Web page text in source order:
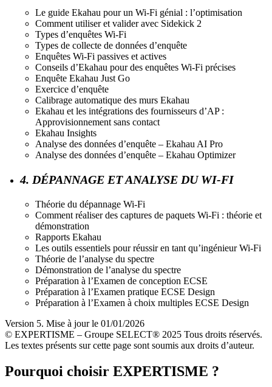
Le guide Ekahau pour un Wi-Fi génial : l’optimisation
Comment utiliser et valider avec Sidekick 2
Types d’enquêtes Wi-Fi
Types de collecte de données d’enquête
Enquêtes Wi-Fi passives et actives
Conseils d’Ekahau pour des enquêtes Wi-Fi précises
Enquête Ekahau Just Go
Exercice d’enquête
Calibrage automatique des murs Ekahau
Ekahau et les intégrations des fournisseurs d’AP :
Approvisionnement sans contact
Ekahau Insights
Analyse des données d’enquête – Ekahau AI Pro
Analyse des données d’enquête – Ekahau Optimizer
4. DÉPANNAGE ET ANALYSE DU WI-FI
Théorie du dépannage Wi-Fi
Comment réaliser des captures de paquets Wi-Fi : théorie et
démonstration
Rapports Ekahau
Les outils essentiels pour réussir en tant qu’ingénieur Wi-Fi
Théorie de l’analyse du spectre
Démonstration de l’analyse du spectre
Préparation à l’Examen de conception ECSE
Préparation à l’Examen pratique ECSE Design
Préparation à l’Examen à choix multiples ECSE Design
Version 5. Mise à jour le 01/01/2026
© EXPERTISME – Groupe SELECT® 2025 Tous droits réservés.
Les textes présents sur cette page sont soumis aux droits d’auteur.
Pourquoi choisir EXPERTISME ?